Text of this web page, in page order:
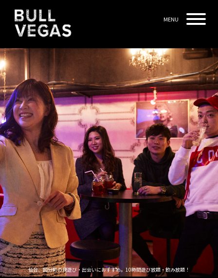
仙台、国分町の夜遊び・出会いにおすすめ。10時間遊び放題・飲み放題！